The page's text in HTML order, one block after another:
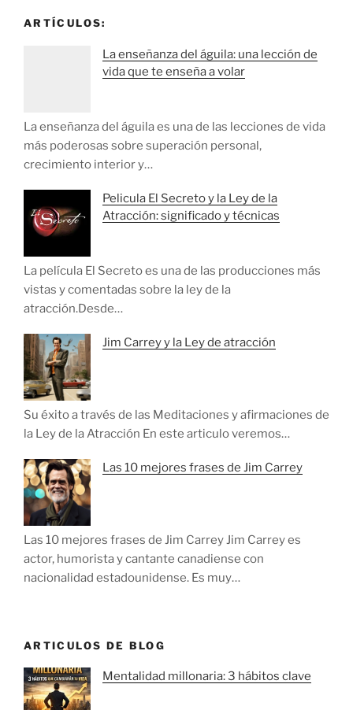
ARTÍCULOS:
La enseñanza del águila: una lección de
vida que te enseña a volar
La enseñanza del águila es una de las lecciones de vida
más poderosas sobre superación personal,
crecimiento interior y…
Pelicula El Secreto y la Ley de la
Atracción: significado y técnicas
La película El Secreto es una de las producciones más
vistas y comentadas sobre la ley de la
atracción.Desde…
Jim Carrey y la Ley de atracción
Su éxito a través de las Meditaciones y afirmaciones de
la Ley de la Atracción En este articulo veremos…
Las 10 mejores frases de Jim Carrey
Las 10 mejores frases de Jim Carrey Jim Carrey es
actor, humorista y cantante canadiense con
nacionalidad estadounidense. Es muy…
ARTICULOS DE BLOG
Mentalidad millonaria: 3 hábitos clave